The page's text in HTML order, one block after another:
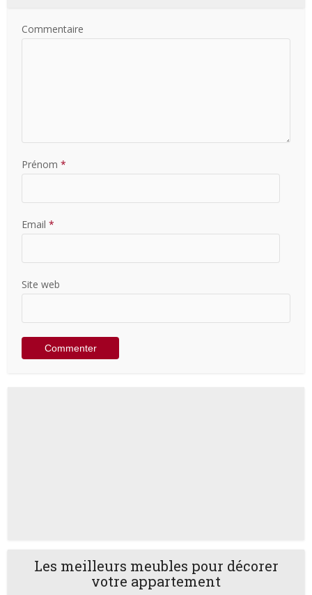
Commentaire
Prénom *
Email *
Site web
Les meilleurs meubles pour décorer
votre appartement